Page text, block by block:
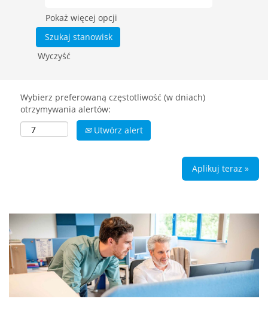
Pokaż więcej opcji
Wyczyść
Wybierz preferowaną częstotliwość (w dniach)
otrzymywania alertów:
Utwórz alert
Aplikuj teraz »